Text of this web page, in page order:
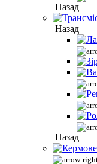
Назад
Назад
Назад